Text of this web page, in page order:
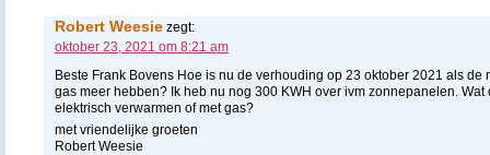
Robert Weesie zegt:
oktober 23, 2021 om 8:21 am
Beste Frank Bovens Hoe is nu de verhouding op 23 oktober 2021 als de
gas meer hebben? Ik heb nu nog 300 KWH over ivm zonnepanelen. Wat
elektrisch verwarmen of met gas?
met vriendelijke groeten
Robert Weesie